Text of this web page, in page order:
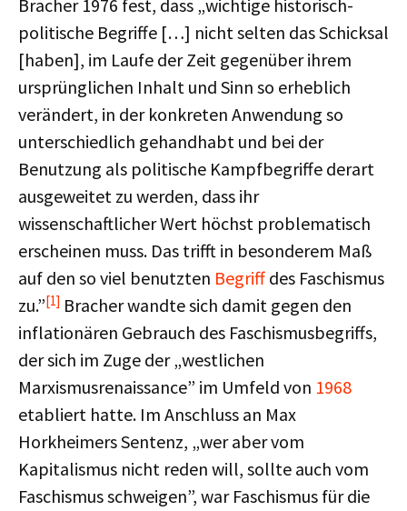
Bracher 1976 fest, dass „wichtige historisch-
politische Begriffe […] nicht selten das Schicksal
[haben], im Laufe der Zeit gegenüber ihrem
ursprünglichen Inhalt und Sinn so erheblich
verändert, in der konkreten Anwendung so
unterschiedlich gehandhabt und bei der
Benutzung als politische Kampfbegriffe derart
ausgeweitet zu werden, dass ihr
wissenschaftlicher Wert höchst problematisch
erscheinen muss. Das trifft in besonderem Maß
auf den so viel benutzten Begriff des Faschismus
zu.”[1] Bracher wandte sich damit gegen den
inflationären Gebrauch des Faschismusbegriffs,
der sich im Zuge der „westlichen
Marxismusrenaissance” im Umfeld von 1968
etabliert hatte. Im Anschluss an Max
Horkheimers Sentenz, „wer aber vom
Kapitalismus nicht reden will, sollte auch vom
Faschismus schweigen”, war Faschismus für die